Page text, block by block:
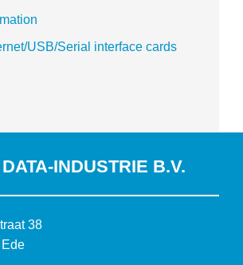
USB/Serial interface cards
INDUSTRIE B.V.
38